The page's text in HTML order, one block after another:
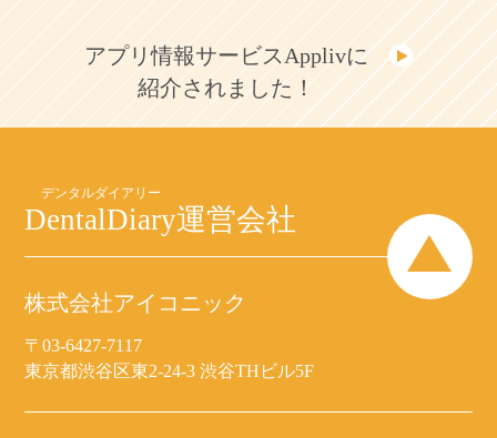
アプリ情報サービスApplivに
紹介されました！
DentalDiary運営会社
株式会社アイコニック
〒03-6427-7117
東京都渋谷区東2-24-3 渋谷THビル5F